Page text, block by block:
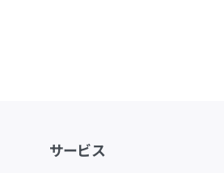
サービス